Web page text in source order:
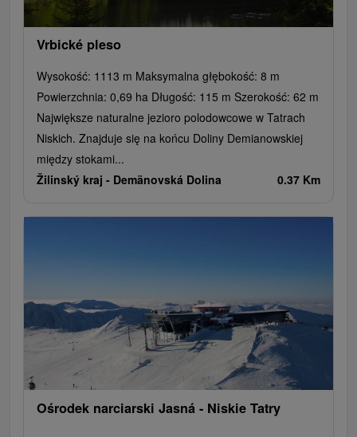
Vrbické pleso
Wysokość: 1113 m Maksymalna głębokość: 8 m
Powierzchnia: 0,69 ha Długość: 115 m Szerokość: 62 m
Największe naturalne jezioro polodowcowe w Tatrach
Niskich. Znajduje się na końcu Doliny Demianowskiej
między stokami...
Žilinský kraj - Demänovská Dolina 0.37 Km
Ośrodek narciarski Jasná - Niskie Tatry